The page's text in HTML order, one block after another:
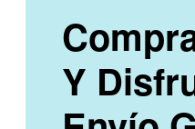
Y